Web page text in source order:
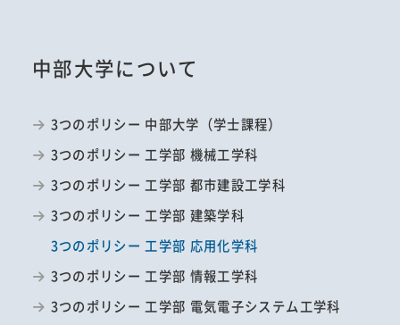
中部大学について
3つのポリシー 中部大学（学士課程）
3つのポリシー 工学部 機械工学科
3つのポリシー 工学部 都市建設工学科
3つのポリシー 工学部 建築学科
3つのポリシー 工学部 応用化学科
3つのポリシー 工学部 情報工学科
3つのポリシー 工学部 電気電子システム工学科